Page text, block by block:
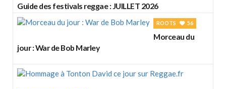
Guide des festivals reggae : JUILLET 2026
ROOTS 56
Morceau du
jour : War de Bob Marley